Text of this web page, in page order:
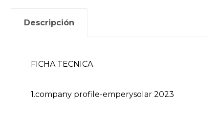
Descripción
FICHA TECNICA
1.company profile-emperysolar 2023